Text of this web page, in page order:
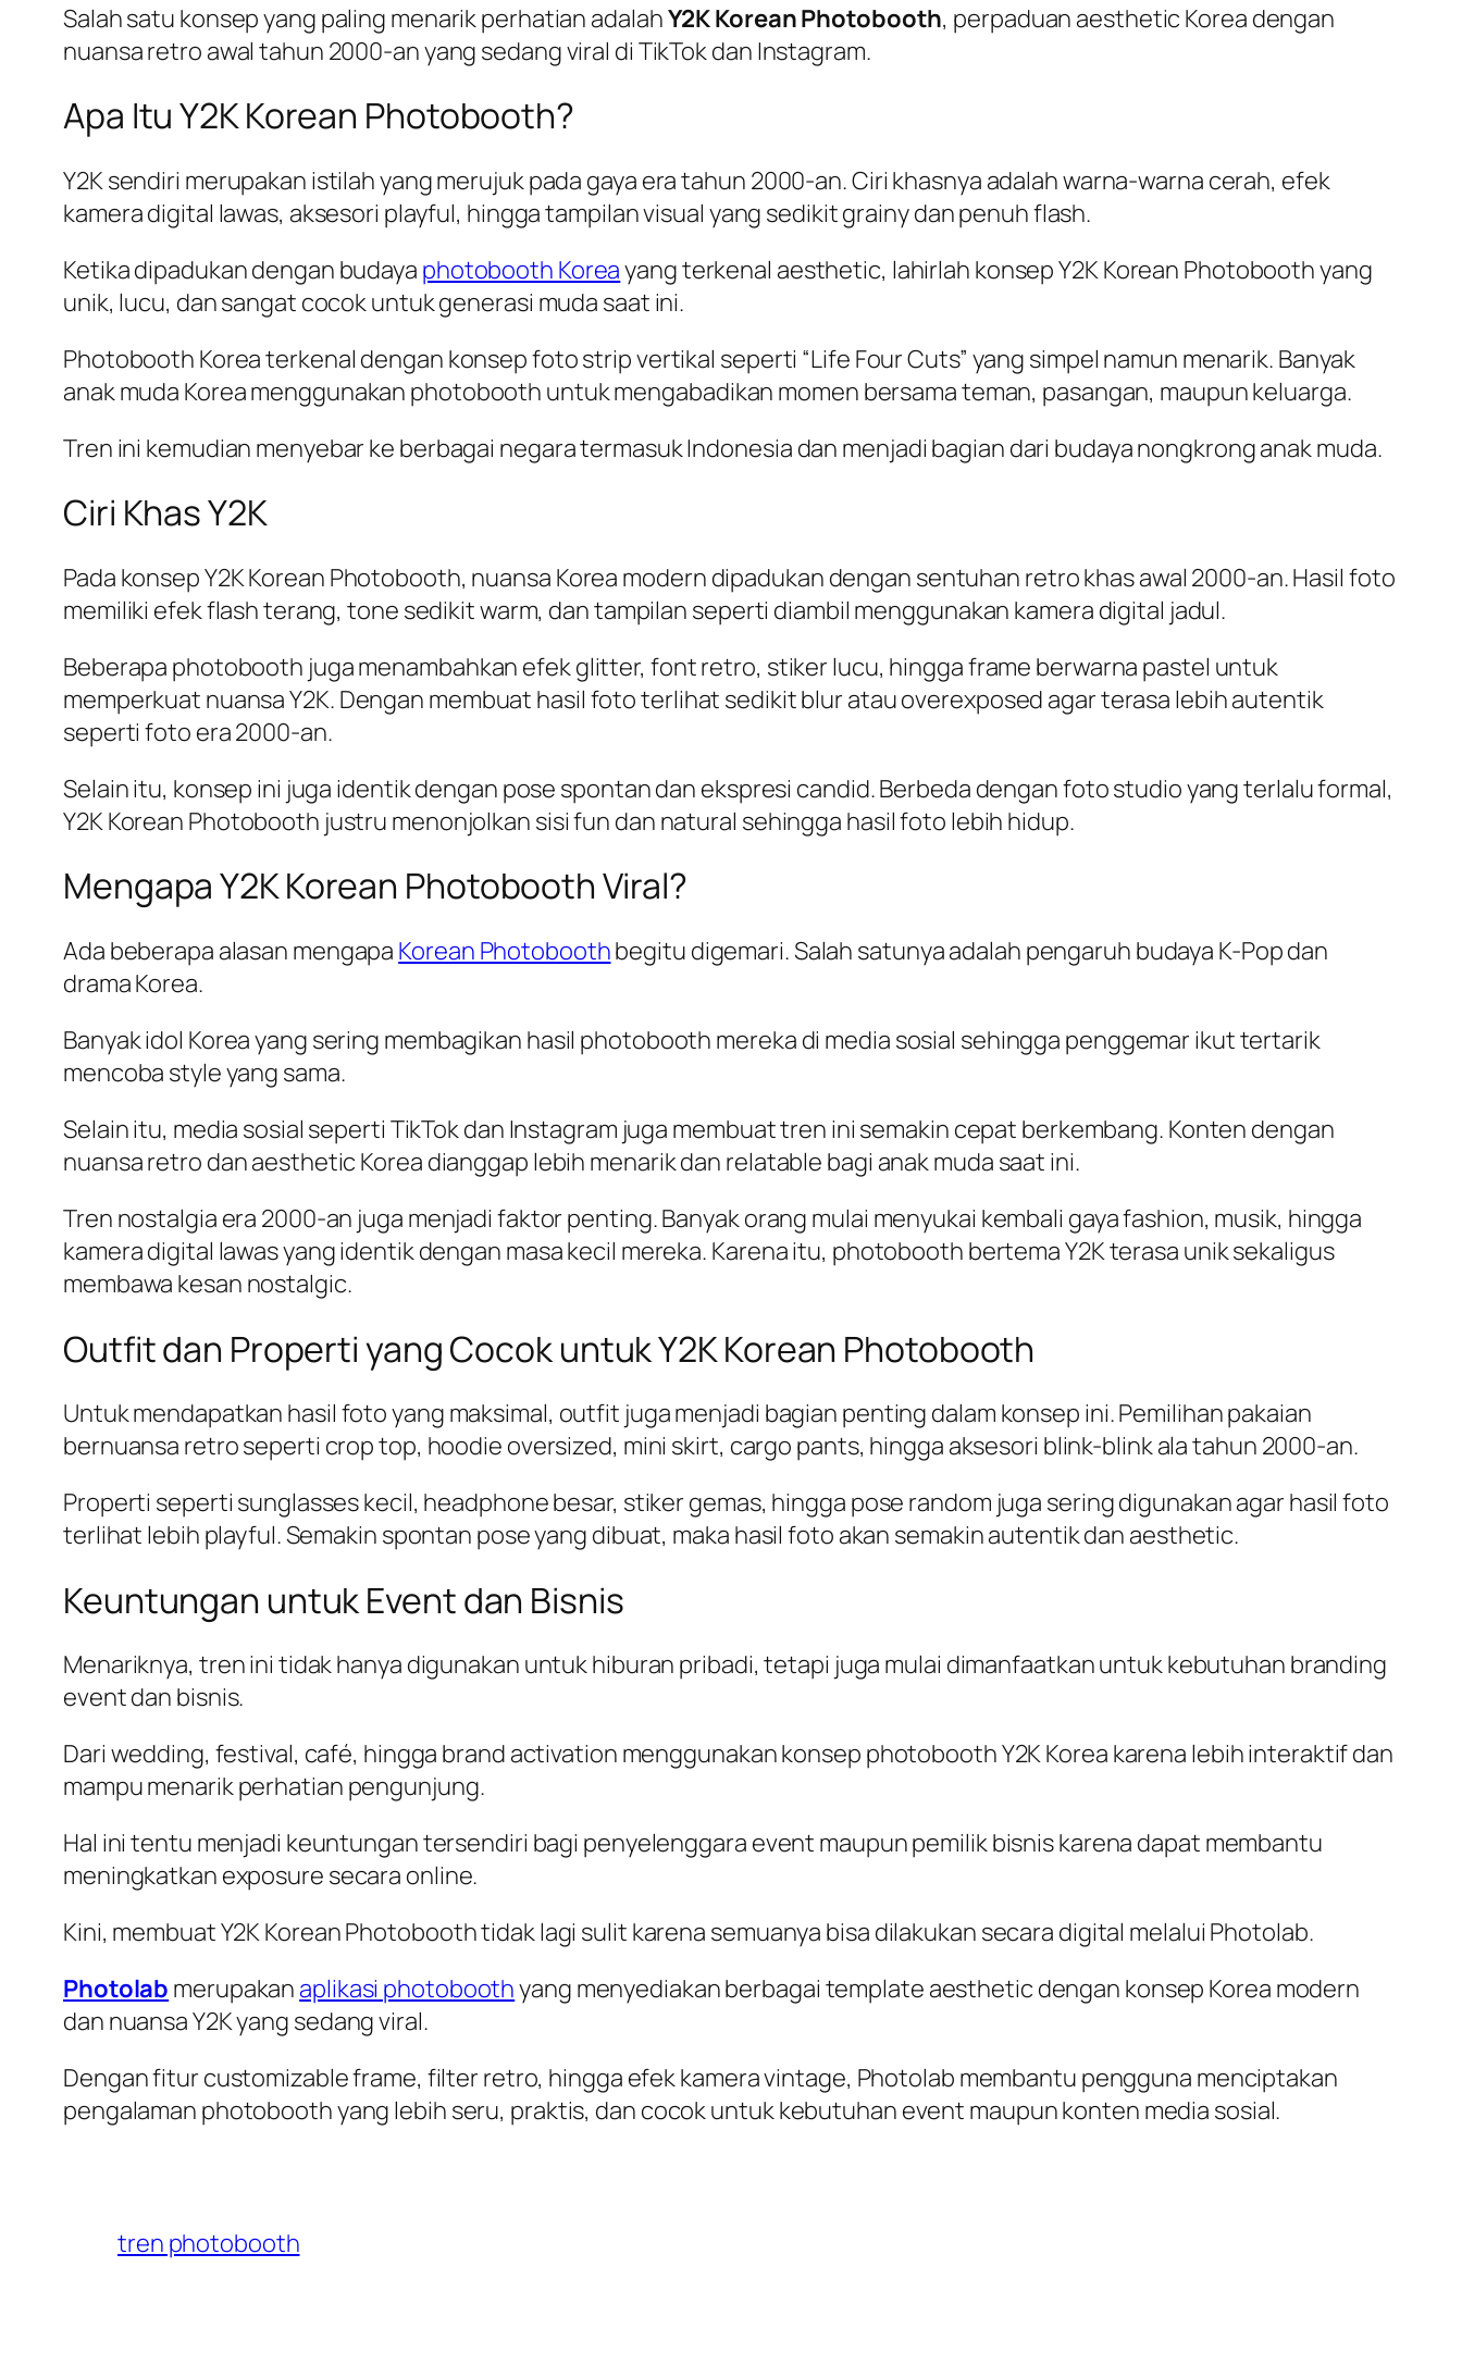
Salah satu konsep yang paling menarik perhatian adalahY2K Korean Photobooth, perpaduan aesthetic Korea dengan
nuansa retro awal tahun 2000-an yang sedang viral di TikTok dan Instagram.
Apa Itu Y2K Korean Photobooth?
Y2K sendiri merupakan istilah yang merujuk pada gaya era tahun 2000-an. Ciri khasnya adalah warna-warna cerah, efek
kamera digital lawas, aksesori playful, hingga tampilan visual yang sedikit grainy dan penuh flash.
Ketika dipadukan dengan budaya photobooth Koreayang terkenal aesthetic, lahirlah konsep Y2K Korean Photobooth yang
unik, lucu, dan sangat cocok untuk generasi muda saat ini.
Photobooth Korea terkenal dengan konsep foto strip vertikal seperti “Life Four Cuts” yang simpel namun menarik. Banyak
anak muda Korea menggunakan photobooth untuk mengabadikan momen bersama teman, pasangan, maupun keluarga.
Tren ini kemudian menyebar ke berbagai negara termasuk Indonesia dan menjadi bagian dari budaya nongkrong anak muda.
Ciri Khas Y2K
Pada konsep Y2K Korean Photobooth, nuansa Korea modern dipadukan dengan sentuhan retro khas awal 2000-an. Hasil foto
memiliki efek flash terang, tone sedikit warm, dan tampilan seperti diambil menggunakan kamera digital jadul.
Beberapa photobooth juga menambahkan efek glitter, font retro, stiker lucu, hingga frame berwarna pastel untuk
memperkuat nuansa Y2K. Dengan membuat hasil foto terlihat sedikit blur atau overexposed agar terasa lebih autentik
seperti foto era 2000-an.
Selain itu, konsep ini juga identik dengan pose spontan dan ekspresi candid. Berbeda dengan foto studio yang terlalu formal,
Y2K Korean Photobooth justru menonjolkan sisi fun dan natural sehingga hasil foto lebih hidup.
Mengapa Y2K Korean Photobooth Viral?
Ada beberapa alasan mengapa Korean Photoboothbegitu digemari. Salah satunya adalah pengaruh budaya K-Pop dan
drama Korea.
Banyak idol Korea yang sering membagikan hasil photobooth mereka di media sosial sehingga penggemar ikut tertarik
mencoba style yang sama.
Selain itu, media sosial seperti TikTok dan Instagram juga membuat tren ini semakin cepat berkembang. Konten dengan
nuansa retro dan aesthetic Korea dianggap lebih menarik dan relatable bagi anak muda saat ini.
Tren nostalgia era 2000-an juga menjadi faktor penting. Banyak orang mulai menyukai kembali gaya fashion, musik, hingga
kamera digital lawas yang identik dengan masa kecil mereka. Karena itu, photobooth bertema Y2K terasa unik sekaligus
membawa kesan nostalgic.
Outfit dan Properti yang Cocok untuk Y2K Korean Photobooth
Untuk mendapatkan hasil foto yang maksimal, outfit juga menjadi bagian penting dalam konsep ini. Pemilihan pakaian
bernuansa retro seperti crop top, hoodie oversized, mini skirt, cargo pants, hingga aksesori blink-blink ala tahun 2000-an.
Properti seperti sunglasses kecil, headphone besar, stiker gemas, hingga pose random juga sering digunakan agar hasil foto
terlihat lebih playful. Semakin spontan pose yang dibuat, maka hasil foto akan semakin autentik dan aesthetic.
Keuntungan untuk Event dan Bisnis
Menariknya, tren ini tidak hanya digunakan untuk hiburan pribadi, tetapi juga mulai dimanfaatkan untuk kebutuhan branding
event dan bisnis.
Dari wedding, festival, café, hingga brand activation menggunakan konsep photobooth Y2K Korea karena lebih interaktif dan
mampu menarik perhatian pengunjung.
Hal ini tentu menjadi keuntungan tersendiri bagi penyelenggara event maupun pemilik bisnis karena dapat membantu
meningkatkan exposure secara online.
Kini, membuat Y2K Korean Photobooth tidak lagi sulit karena semuanya bisa dilakukan secara digital melalui Photolab.
Photolab merupakan aplikasi photoboothyang menyediakan berbagai template aesthetic dengan konsep Korea modern
dan nuansa Y2K yang sedang viral.
Dengan fitur customizable frame, filter retro, hingga efek kamera vintage, Photolab membantu pengguna menciptakan
pengalaman photobooth yang lebih seru, praktis, dan cocok untuk kebutuhan event maupun konten media sosial.
tren photobooth